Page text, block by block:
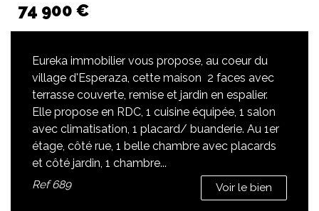
74 900 €
Eureka immobilier vous propose, au coeur du
village d'Esperaza, cette maison 2 faces avec
terrasse couverte, remise et jardin en espalier.
Elle propose en RDC, 1 cuisine équipée, 1 salon
avec climatisation, 1 placard/ buanderie. Au 1er
étage, côté rue, 1 belle chambre avec placards
et côté jardin, 1 chambre...
Ref689 Voir le bien